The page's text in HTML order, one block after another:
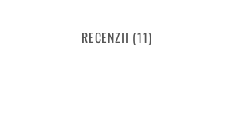
RECENZII (11)